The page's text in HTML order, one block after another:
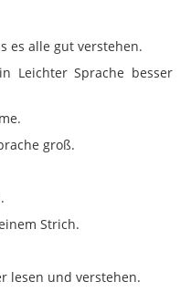
es alle gut verstehen.
Leichter Sprache besser
groß.
Strich.
lesen und verstehen.